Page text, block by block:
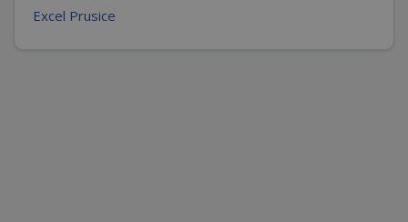
Excel Prusice